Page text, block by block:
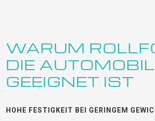
WARUM
DIE
GEEIGNET IST
HOHE FESTIGKEIT BEI GERINGEM